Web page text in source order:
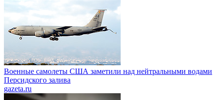
Военные самолеты США заметили над нейтральными водами
Персидского залива
gazeta.ru